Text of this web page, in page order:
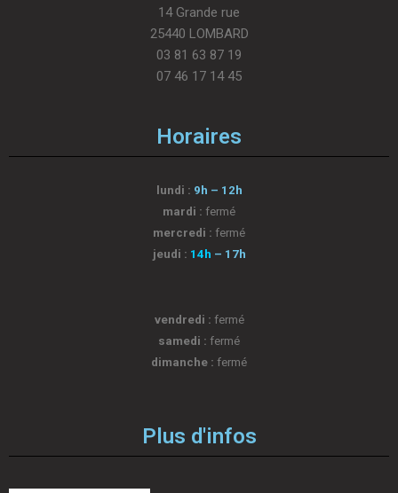
14 Grande rue
25440 LOMBARD
03 81 63 87 19
07 46 17 14 45
Horaires
lundi : 9h – 12h
mardi : fermé
mercredi : fermé
jeudi : 14h – 17h
vendredi : fermé
samedi : fermé
dimanche : fermé
Plus d'infos